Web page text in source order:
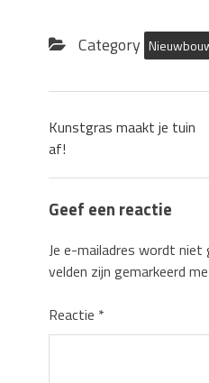
Category
Kunstgras maakt je tuin
af!
Geef een reactie
Je e-mailadres wordt niet
velden zijn gemarkeerd
Reactie *